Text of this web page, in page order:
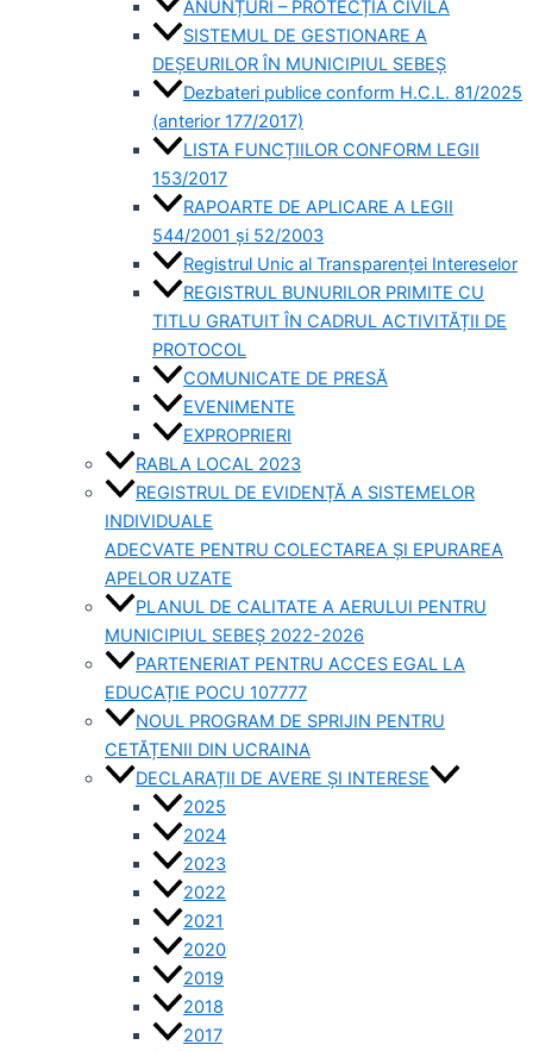
ANUNȚURI – PROTECȚIA CIVILĂ
SISTEMUL DE GESTIONARE A
DEȘEURILOR ÎN MUNICIPIUL SEBEȘ
Dezbateri publice conform H.C.L. 81/2025
(anterior 177/2017)
LISTA FUNCȚIILOR CONFORM LEGII
153/2017
RAPOARTE DE APLICARE A LEGII
544/2001 și 52/2003
Registrul Unic al Transparenței Intereselor
REGISTRUL BUNURILOR PRIMITE CU
TITLU GRATUIT ÎN CADRUL ACTIVITĂȚII DE
PROTOCOL
COMUNICATE DE PRESĂ
EVENIMENTE
EXPROPRIERI
RABLA LOCAL 2023
REGISTRUL DE EVIDENȚĂ A SISTEMELOR
INDIVIDUALE
ADECVATE PENTRU COLECTAREA ȘI EPURAREA
APELOR UZATE
PLANUL DE CALITATE A AERULUI PENTRU
MUNICIPIUL SEBEȘ 2022-2026
PARTENERIAT PENTRU ACCES EGAL LA
EDUCAȚIE POCU 107777
NOUL PROGRAM DE SPRIJIN PENTRU
CETĂȚENII DIN UCRAINA
DECLARAȚII DE AVERE ȘI INTERESE
2025
2024
2023
2022
2021
2020
2019
2018
2017